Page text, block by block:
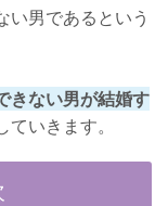
い男であるという
きない男が結婚す
いきます。